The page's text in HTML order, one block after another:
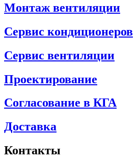
Монтаж вентиляции
Сервис кондиционеров
Сервис вентиляции
Проектирование
Согласование в КГА
Доставка
Контакты